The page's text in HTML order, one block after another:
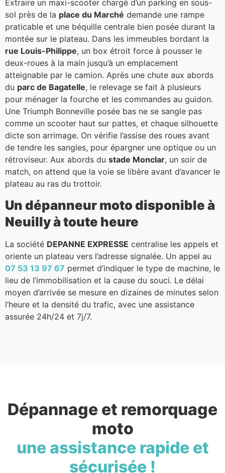
Extraire un maxi-scooter chargé d’un parking en sous-
sol près de la place du Marché demande une rampe
praticable et une béquille centrale bien posée durant la
montée sur le plateau. Dans les immeubles bordant la
rue Louis-Philippe, un box étroit force à pousser le
deux-roues à la main jusqu’à un emplacement
atteignable par le camion. Après une chute aux abords
du parc de Bagatelle, le relevage se fait à plusieurs
pour ménager la fourche et les commandes au guidon.
Une Triumph Bonneville posée bas ne se sangle pas
comme un scooter haut sur pattes, et chaque silhouette
dicte son arrimage. On vérifie l’assise des roues avant
de tendre les sangles, pour épargner une optique ou un
rétroviseur. Aux abords du stade Monclar, un soir de
match, on attend que la voie se libère avant d’avancer le
plateau au ras du trottoir.
Un dépanneur moto disponible à
Neuilly à toute heure
La société DEPANNE EXPRESSE centralise les appels et
oriente un plateau vers l’adresse signalée. Un appel au
07 53 13 97 67 permet d’indiquer le type de machine, le
lieu de l’immobilisation et la cause du souci. Le délai
moyen d’arrivée se mesure en dizaines de minutes selon
l’heure et la densité du trafic, avec une assistance
assurée 24h/24 et 7j/7.
Dépannage et remorquage
moto
une assistance rapide et
sécurisée !